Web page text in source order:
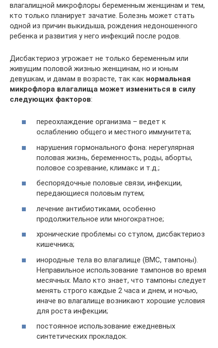
влагалищной микрофлоры беременным женщинам и тем,
кто только планирует зачатие. Болезнь может стать
одной из причин выкидыша, рождения недоношенного
ребенка и развития у него инфекций после родов.
Дисбактериоз угрожает не только беременным или
живущим половой жизнью женщинам, но и юным
девушкам, и дамам в возрасте, так как нормальная
микрофлора влагалища может измениться в силу
следующих факторов:
переохлаждение организма – ведет к
ослаблению общего и местного иммунитета;
нарушения гормонального фона: нерегулярная
половая жизнь, беременность, роды, аборты,
половое созревание, климакс и т.д.;
беспорядочные половые связи, инфекции,
передающиеся половым путем;
лечение антибиотиками, особенно
продолжительное или многократное;
хронические проблемы со стулом, дисбактериоз
кишечника;
инородные тела во влагалище (ВМС, тампоны).
Неправильное использование тампонов во время
месячных. Мало кто знает, что тампоны следует
менять строго каждые 2 часа и днем, и ночью,
иначе во влагалище возникают хорошие условия
для роста инфекции;
постоянное использование ежедневных
синтетических прокладок.